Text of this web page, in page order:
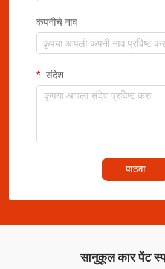
कंपनीचे नाव
संदेश
पाठवा
सानुकूल कार पेंट